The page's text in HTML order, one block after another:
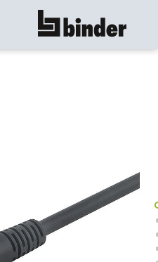
显示所有